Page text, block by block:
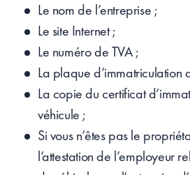
Le nom de l’entreprise ;
Le site Internet ;
Le numéro de TVA ;
La plaque d’immatriculation
La copie du certificat
véhicule ;
Si vous n’êtes pas le
l’attestation de l’employeur